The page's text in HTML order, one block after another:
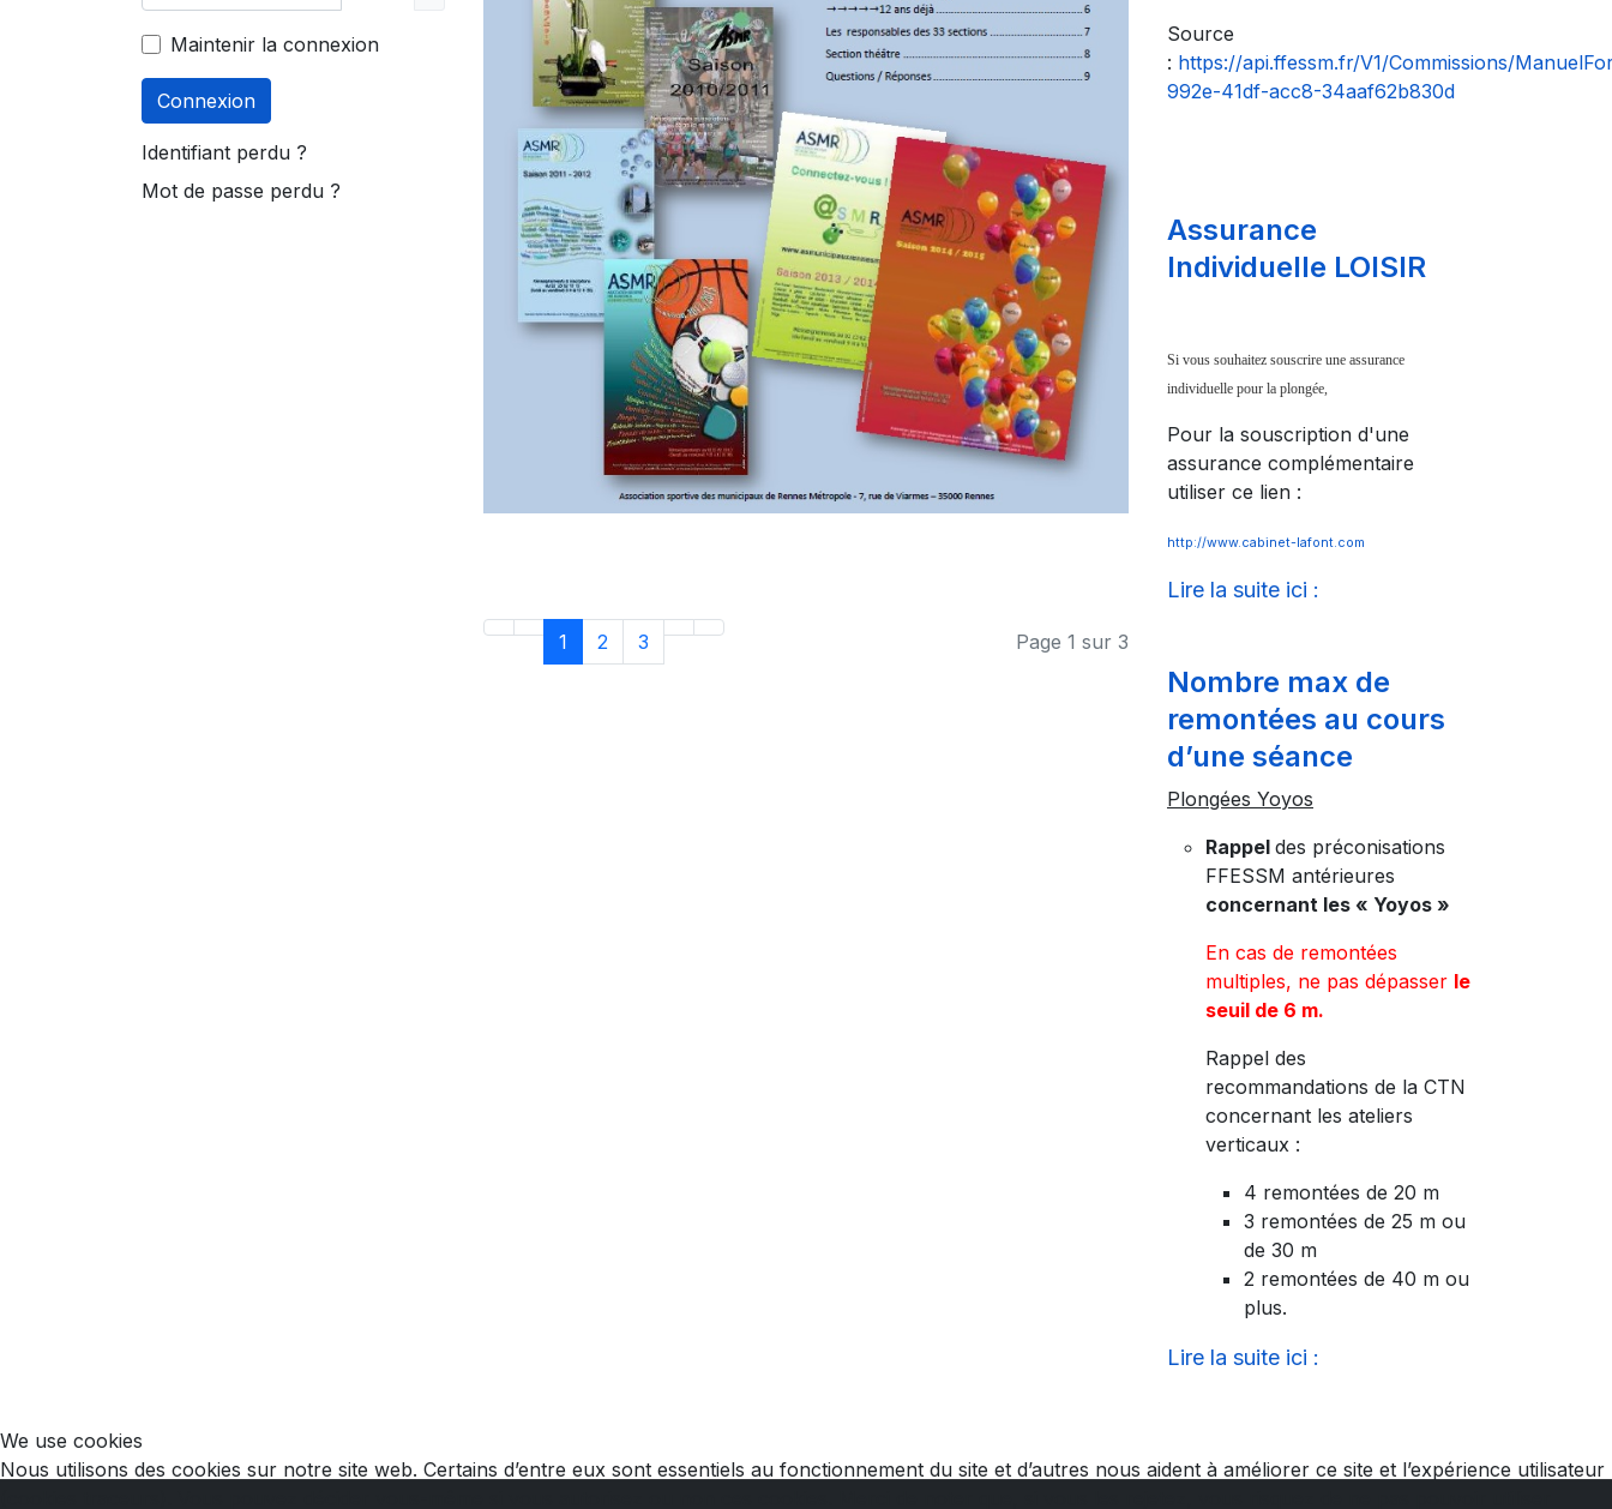
1 2 3 Page 1 sur 3
Maintenir la connexion
Connexion
Identifiant perdu ?
Mot de passe perdu ?
Source
: https://api.ffessm.fr/V1/Commissions/
992e-41df-acc8-34aaf62b830d
Assurance
Individuelle LOISIR
Si vous souhaitez souscrire une assurance
individuelle pour la plongée,
Pour la souscription d'une
assurance complémentaire
utiliser ce lien :
http://www.cabinet-lafont.com
Lire la suite ici :
Nombre max de
remontées au cours
d’une séance
Plongées Yoyos
Rappel des préconisations
FFESSM antérieures
concernant les « Yoyos »
En cas de remontées
multiples, ne pas dépasser le
seuil de 6 m.
Rappel des
recommandations de la CTN
concernant les ateliers
verticaux :
4 remontées de 20 m
3 remontées de 25 m ou
de 30 m
2 remontées de 40 m ou
plus.
Lire la suite ici :
We use cookies
Nous utilisons des cookies sur notre site web. Certains d’entre eux sont essentiels au fonctionnement du site et d’autres nous aident à améliorer ce site et l’expérience utilisateur